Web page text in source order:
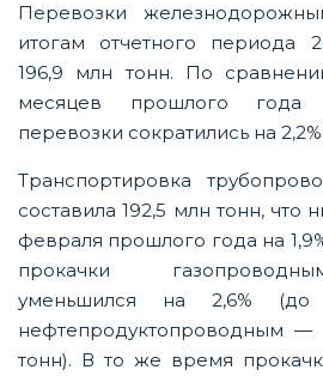
Перевозки
итогам отчетного периода
196,9 млн тонн. По
месяцев прошлого года
перевозки сократились на 2,2%.
Транспортировка
составила 192,5 млн тонн, что
февраля прошлого года на
прокачки
уменьшился на 2,6%
нефтепродуктопроводным —
тонн). В то же время